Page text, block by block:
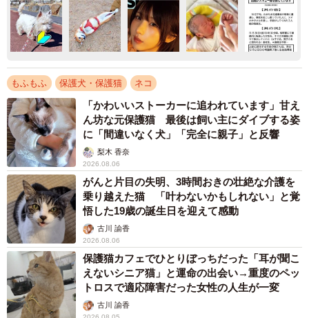
もふもふ 保護犬・保護猫 ネコ
「かわいいストーカーに追われています」甘え
ん坊な元保護猫 最後は飼い主にダイブする姿
に「間違いなく犬」「完全に親子」と反響
梨木 香奈
2026.08.06
がんと片目の失明、3時間おきの壮絶な介護を
乗り越えた猫 「叶わないかもしれない」と覚
悟した19歳の誕生日を迎えて感動
古川 諭香
2026.08.06
保護猫カフェでひとりぼっちだった「耳が聞こ
えないシニア猫」と運命の出会い→重度のペッ
トロスで適応障害だった女性の人生が一変
古川 諭香